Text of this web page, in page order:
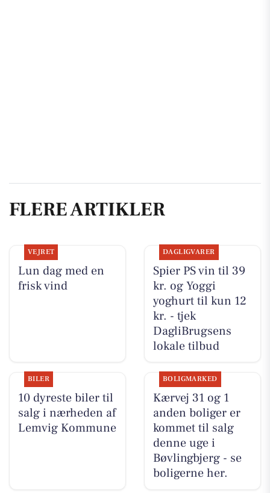
FLERE ARTIKLER
VEJRET
Lun dag med en
frisk vind
DAGLIGVARER
Spier PS vin til 39
kr. og Yoggi
yoghurt til kun 12
kr. - tjek
DagliBrugsens
lokale tilbud
BILER
10 dyreste biler til
salg i nærheden af
Lemvig Kommune
BOLIGMARKED
Kærvej 31 og 1
anden boliger er
kommet til salg
denne uge i
Bøvlingbjerg - se
boligerne her.